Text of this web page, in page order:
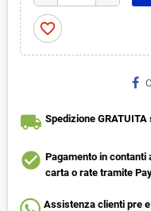
favorite_border
local_shipping Spedizione
check_circle Pagamento in contanti
carta o rate tramite
Assistenza clienti pre